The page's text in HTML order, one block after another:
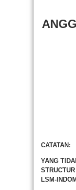
CATATAN:
YANG
LSM-